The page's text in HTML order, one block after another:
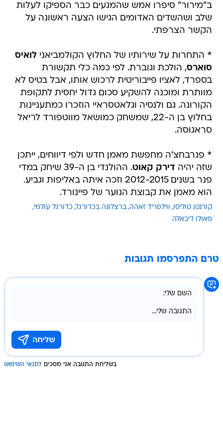
ב"מירור" סיפרו אמש שהמגעים כבר הספיקו לעלות
שלב ושהשדים האדומים הגישו הצעה ראשונה על
הקשר הצרפתי.
* התחרות על שירותיו של החלוץ הקולמביאנילואיס
סוארס, הולכת וגוברת. לפי כמה כלי תקשורת
בספרד, לאציו פייבוריטית לרכוש אותו, אבל בטיס לא
מוותרת ומוכנה להשקיע סכום גדול יחסית לתקופת
הקורונה. גם ולנסיה וגלאטסראיי הוזכרו כמתעניינות
בחלוץ בן ה-22, שמשחק כמושאל מווטפורד לריאל
סראגוסה.
* פנרבחצ'ה מחפשת מאמן חדש ולפי דיווחים, ייתכן
שזה יהיה דירק קאוט
. ההולנדי בן ה-39 שיחק במדי
פנר בשנים 2012-2015 וזכה איתה באליפות וגביע.
הוא מאמן את קבוצת הנוער של פיינורד.
קורנטן טוליסו ווילפריד זאהה ברצלונה בכדורגל כדורגל עולמי
פאולו דיבאלה
טרם התפרסמו תגובות
בשליחת התגובה אני מסכים לתנאי השימוש